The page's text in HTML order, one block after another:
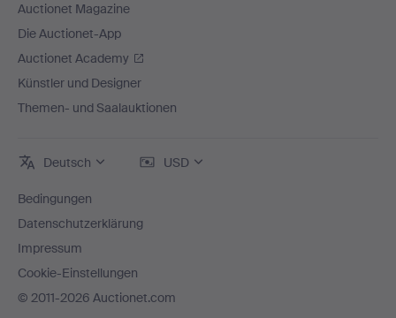
Auctionet Magazine
Die Auctionet-App
Auctionet Academy
Künstler und Designer
Themen- und Saalauktionen
Deutsch USD
Bedingungen
Datenschutzerklärung
Impressum
Cookie-Einstellungen
© 2011-2026 Auctionet.com